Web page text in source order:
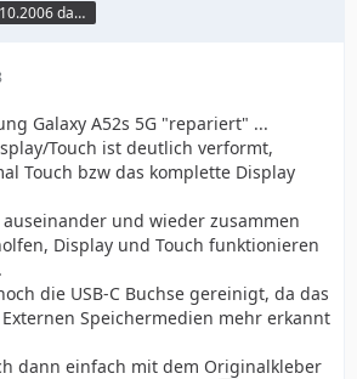
seit dem 26.10.2006 dabei
Galaxy A52s 5G "repariert" ...
Touch ist deutlich verformt,
Touch bzw das komplette Display
auseinander und wieder zusammen
Display und Touch funktionieren
die USB-C Buchse gereinigt, da das
Externen Speichermedien mehr erkannt
dann einfach mit dem Originalkleber